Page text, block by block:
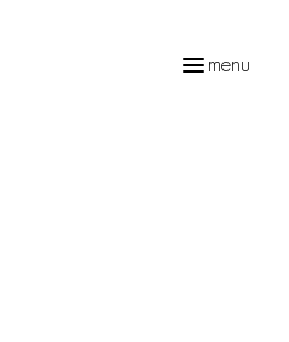
menu